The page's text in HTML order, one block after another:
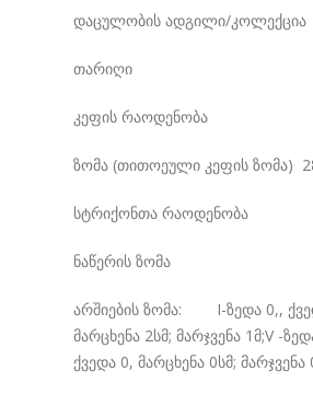
დაცულობის ადგილი/
თარიღი
კეფის
ზომა (თითოეული კეფის ზომა)
სტრიქონთა რაოდენობა I r-
ნაწერის ზომა I17x5; II-
არშიების ზომა: I-ზედა 0,,
მარცხენა 2სმ; მარჯვენა 1მ;V -
ქვედა 0, მარცხენა 0სმ;